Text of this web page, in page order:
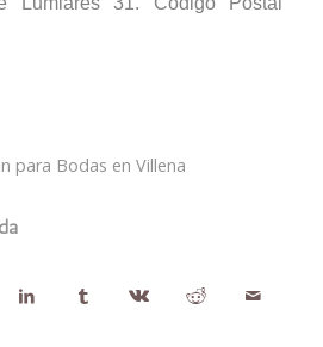
para Bodas en Villena